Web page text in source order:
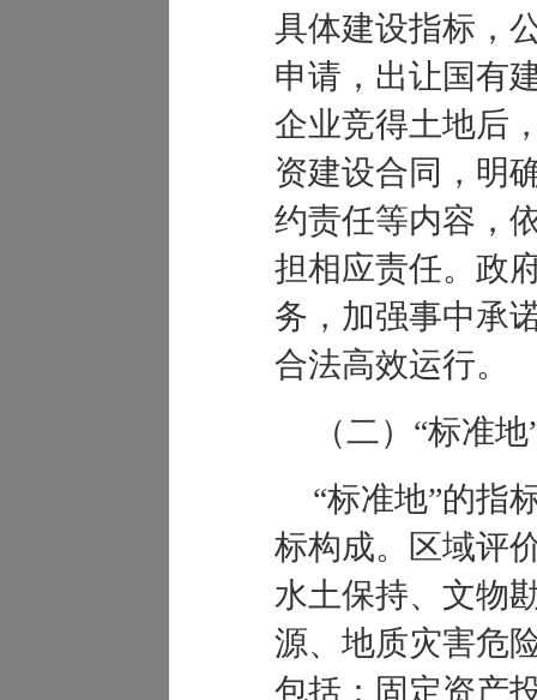
具体建设指标，
申请，出让国有
企业竞得土地后
资建设合同，明
约责任等内容，
担相应责任。政
务，加强事中承
合法高效运行。
（二） “标准地
“标准地”的指
标构成。区域评
水土保持、文物
源、地质灾害危
包括：固定资产